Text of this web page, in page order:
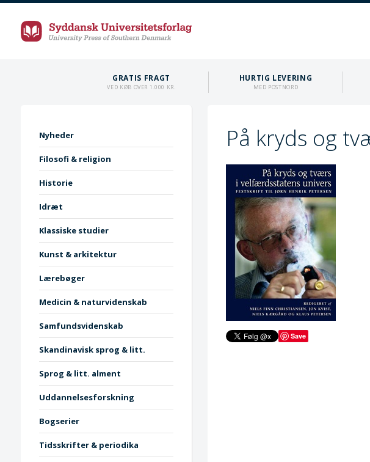
GRATIS FRAGT
VED KØB OVER 1.000 KR.
HURTIG LEVERING
MED POSTNORD
Nyheder
Filosofi & religion
Historie
Idræt
Klassiske studier
Kunst & arkitektur
Lærebøger
Medicin & naturvidenskab
Samfundsvidenskab
Skandinavisk sprog & litt.
Sprog & litt. alment
Uddannelsesforskning
Bogserier
Tidsskrifter & periodika
På kryds og
Save